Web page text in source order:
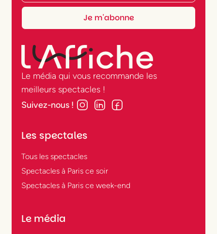
Le média qui vous recommande les
meilleurs spectacles !
Suivez-nous !
Les spectales
Tous les spectacles
Spectacles à Paris ce soir
Spectacles à Paris ce week-end
Le média